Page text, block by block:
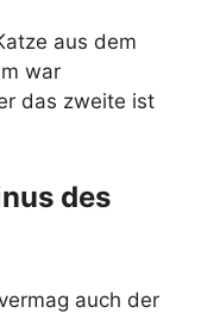
aus dem
war
das zweite ist
des
auch der